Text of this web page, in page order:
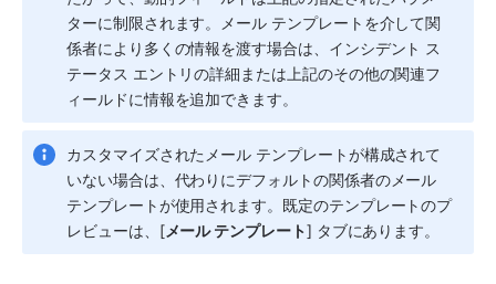
ターに制限されます。メール テンプレートを介して関
係者により多くの情報を渡す場合は、インシデント ス
テータス エントリの詳細または上記のその他の関連フ
ィールドに情報を追加できます。
カスタマイズされたメール テンプレートが構成されて
いない場合は、代わりにデフォルトの関係者のメール
テンプレートが使用されます。既定のテンプレートのプ
レビューは、[メール テンプレート] タブにあります。